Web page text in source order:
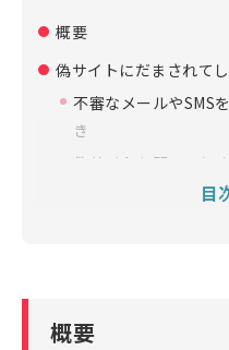
概要
偽サイトにだまされて
不審なメールやSMS
き
偽サイトを開いてし
偽サイトにカード情
目
概要